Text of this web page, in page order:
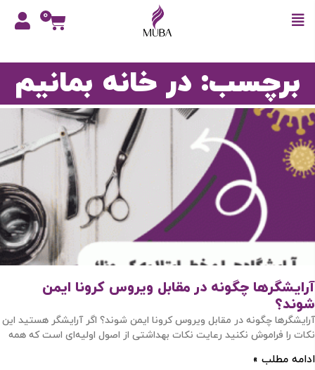
0
برچسب: در خانه بمانیم
آرایشگرها چگونه در مقابل ویروس کرونا ایمن
شوند؟
آرایشگرها چگونه در مقابل ویروس کرونا ایمن شوند؟ اگر آرایشگر هستید این
نکات را فراموش نکنید رعایت نکات بهداشتی از اصول اولیه‌ای است که همه
ادامه مطلب »